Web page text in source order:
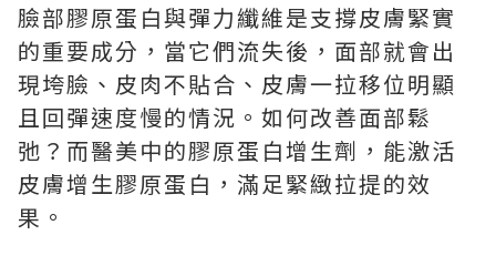
臉部膠原蛋白與彈力纖維是支撐皮膚緊實
的重要成分，當它們流失後，面部就會出
現垮臉、皮肉不貼合、皮膚一拉移位明顯
且回彈速度慢的情況。如何改善面部鬆
弛？而醫美中的膠原蛋白增生劑，能激活
皮膚增生膠原蛋白，滿足緊緻拉提的效
果。